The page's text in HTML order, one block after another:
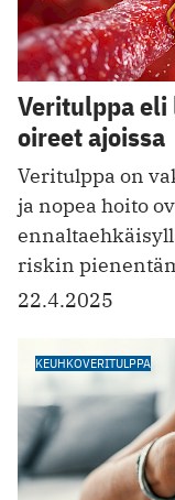
Veritulppa
oireet ajoissa
Veritulppa on
ja nopea hoito
riskin
22.4.2025
KEUHKOVERITULPPA